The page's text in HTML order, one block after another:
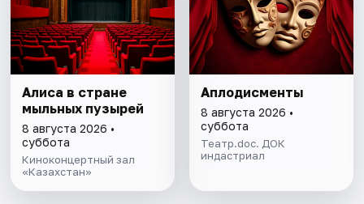
Алиса в стране
мыльных пузырей
8 августа 2026 •
суббота
Киноконцертный зал
«Казахстан»
Аплодисменты
8 августа 2026 •
суббота
Театр.doc. ДОК
индастриал